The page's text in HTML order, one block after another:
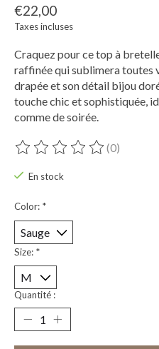
€22,00
Taxes incluses
Craquez pour ce top à
raffinée qui sublimera toutes
drapée et son détail bijou
touche chic et sophistiquée,
comme de soirée.
Ce produit est évalué à
(0)
En stock
Color: *
Size: *
Quantité :